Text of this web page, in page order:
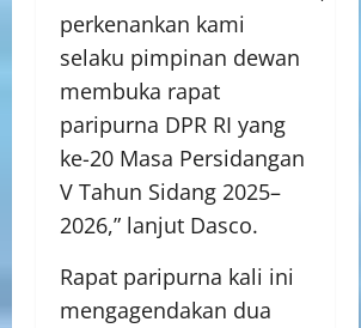
perkenankan kami
selaku pimpinan dewan
membuka rapat
paripurna DPR RI yang
ke-20 Masa Persidangan
V Tahun Sidang 2025–
2026,” lanjut Dasco.
Rapat paripurna kali ini
mengagendakan dua